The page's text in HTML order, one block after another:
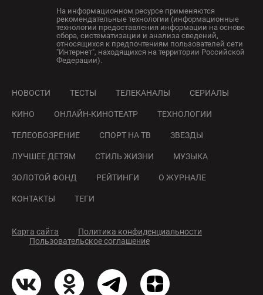
На информационном ресурсе применяются
рекомендательные технологии (информационные
технологии предоставления информации на основе
сбора, систематизации и анализа сведений,
относящихся к предпочтениям пользователей сети
"Интернет", находящихся на территории Российской
Федерации).
НОВОСТИ ТЕСТЫ ТЕЛЕКАНАЛЫ СЕРИАЛЫ
КИНО ОНЛАЙН-КИНОТЕАТР ТЕХНОЛОГИИ
ТЕЛЕОБОЗРЕНИЕ СПОРТ НА ТВ ЗВЕЗДЫ
ЛУЧШЕЕ ДЕТЯМ СТИЛЬ ЖИЗНИ МУЗЫКА
ЗОЛОТОЙ ФОНД РЕЙТИНГИ О ЖУРНАЛЕ
КОНТАКТЫ ТЕГИ
Карта сайта
Политика конфиденциальности
Пользовательское соглашение